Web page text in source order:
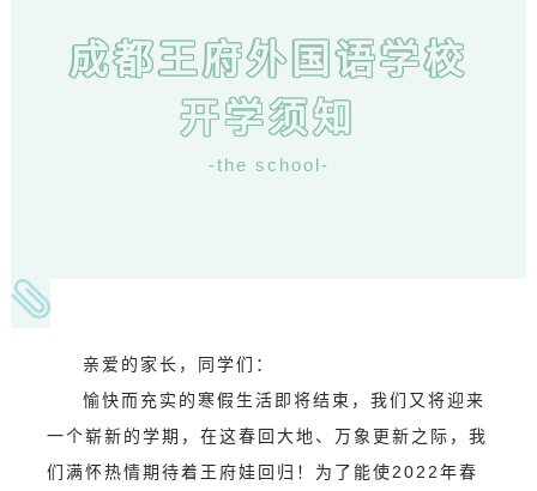
成都王府外国语学校
开学须知
-the school-
亲爱的家长，同学们：
愉快而充实的寒假生活即将结束，我们又将迎来
一个崭新的学期，在这春回大地、万象更新之际，我
们满怀热情期待着王府娃回归！ 为了能使2022年春